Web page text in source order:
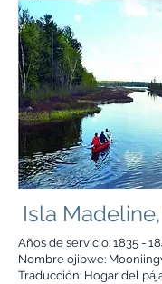
Isla
Años de servicio: 1835 -
Nombre ojibwe:
Traducción: Hogar del